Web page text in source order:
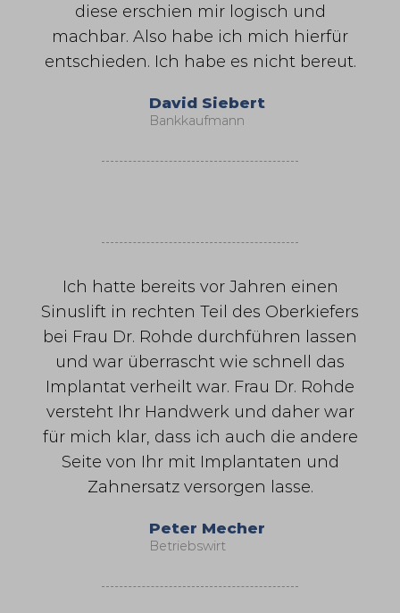
diese erschien mir logisch und
machbar. Also habe ich mich hierfür
entschieden. Ich habe es nicht bereut.
David Siebert
Bankkaufmann
Ich hatte bereits vor Jahren einen
Sinuslift in rechten Teil des Oberkiefers
bei Frau Dr. Rohde durchführen lassen
und war überrascht wie schnell das
Implantat verheilt war. Frau Dr. Rohde
versteht Ihr Handwerk und daher war
für mich klar, dass ich auch die andere
Seite von Ihr mit Implantaten und
Zahnersatz versorgen lasse.
Peter Mecher
Betriebswirt